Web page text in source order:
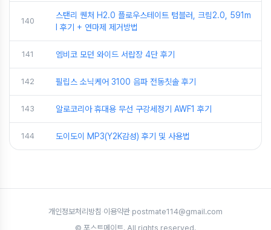
140
스탠리 퀜처 H2.0 플로우스테이트 텀블러, 크림2.0, 591m
l 후기 + 연마제 제거방법
141 엠비코 모던 와이드 서랍장 4단 후기
142 필립스 소닉케어 3100 음파 전동칫솔 후기
143 알로코리아 휴대용 무선 구강세정기 AWF1 후기
144 도이도이 MP3(Y2K감성) 후기 및 사용법
개인정보처리방침 ·이용약관·postmate114@gmail.com
© 포스트메이트. All rights reserved.